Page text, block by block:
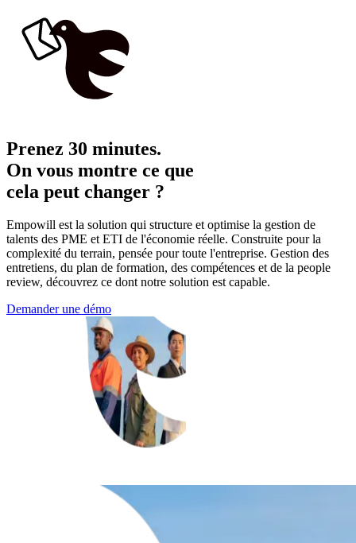
Prenez 30 minutes.
On vous montre ce que
cela peut changer ?
Empowill est la solution qui structure et optimise la gestion de
talents des PME et ETI de l'économie réelle. Construite pour la
complexité du terrain, pensée pour toute l'entreprise. Gestion des
entretiens, du plan de formation, des compétences et de la people
review, découvrez ce dont notre solution est capable.
Demander une démo